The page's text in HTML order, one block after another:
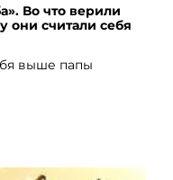
Во что верили
они считали себя
выше папы